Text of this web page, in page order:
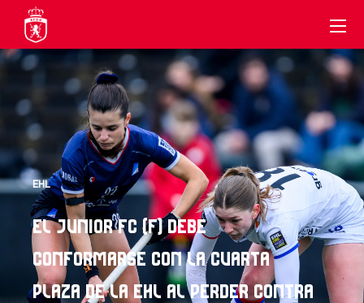
EHL
EL JUNIOR FC (F) DEBE
CONFORMARSE CON LA CUARTA
PLAZA DE LA EHL AL PERDER CONTRA